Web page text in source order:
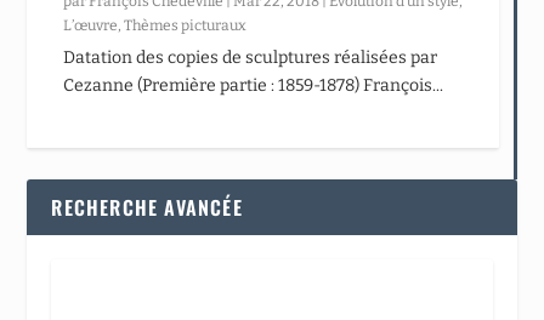
L’œuvre ,Thèmes picturaux
Datation des copies de sculptures réalisées par
Cezanne (Première partie : 1859-1878) François...
RECHERCHE AVANCÉE